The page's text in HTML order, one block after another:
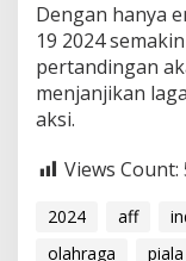
Dengan hanya
19 2024
pertandingan
menjanjikan
aksi.
Views Count:
2024 aff
olahraga
piala